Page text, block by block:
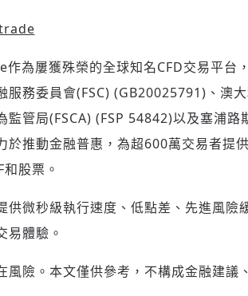
為屢獲殊榮的全球知名CFD交易平台
服務委員會(FSC) (GB20025791)、澳
監管局(FSCA) (FSP 54842)以及塞浦
於推動金融普惠，為超600萬交易者提
和股票。
供微秒級執行速度、低點差、先進風
易體驗。
風險。本文僅供參考，不構成金融建議